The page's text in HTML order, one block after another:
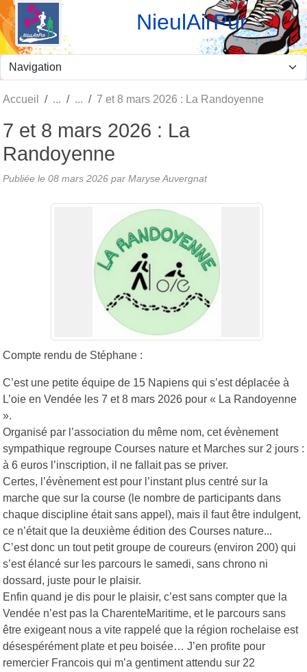
NieulAirPur
Accueil 7 et 8 mars 2026 : La Randoyenne
7 et 8 mars 2026 : La
Randoyenne
Publiée le 08 mars 2026 par Maryse Auvergnat
Compte rendu de Stéphane :
C’est une petite équipe de 15 Napiens qui s’est déplacée à
L’oie en Vendée les 7 et 8 mars 2026 pour « La Randoyenne
».
Organisé par l’association du même nom, cet évènement
sympathique regroupe Courses nature et Marches sur 2 jours :
à 6 euros l’inscription, il ne fallait pas se priver.
Certes, l’évènement est pour l’instant plus centré sur la
marche que sur la course (le nombre de participants dans
chaque discipline était sans appel), mais il faut être indulgent,
ce n’était que la deuxième édition des Courses nature...
C’est donc un tout petit groupe de coureurs (environ 200) qui
s’est élancé sur les parcours le samedi, sans chrono ni
dossard, juste pour le plaisir.
Enfin quand je dis pour le plaisir, c’est sans compter que la
Vendée n’est pas la CharenteMaritime, et le parcours sans
être exigeant nous a vite rappelé que la région rochelaise est
désespérément plate et peu boisée… J’en profite pour
remercier Francois qui m’a gentiment attendu sur 22
Panneau de gestion des cookies